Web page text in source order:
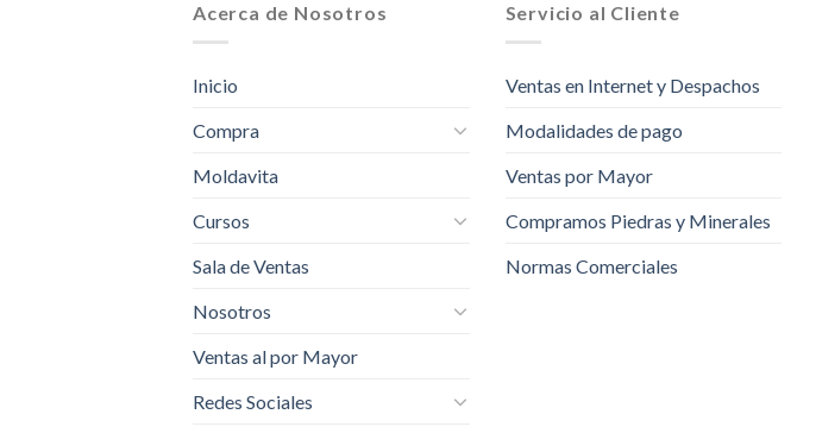
Acerca de Nosotros
Inicio
Compra
Moldavita
Cursos
Sala de Ventas
Nosotros
Ventas al por Mayor
Redes Sociales
Servicio al Cliente
Ventas en Internet y Despachos
Modalidades de pago
Ventas por Mayor
Compramos Piedras y Minerales
Normas Comerciales